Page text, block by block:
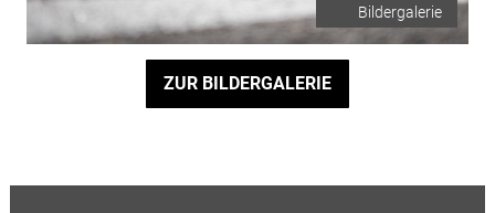
Bildergalerie
ZUR BILDERGALERIE